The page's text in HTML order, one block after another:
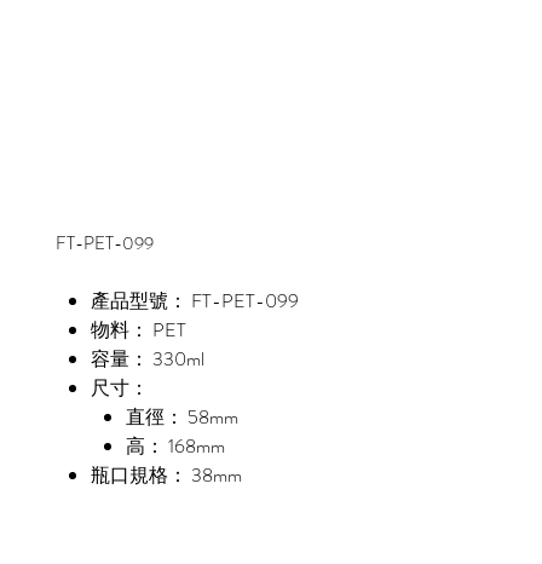
FT-PET-099
產品型號： FT-PET-099
物料： PET
容量： 330ml
尺寸：
直徑： 58mm
高： 168mm
瓶口規格： 38mm